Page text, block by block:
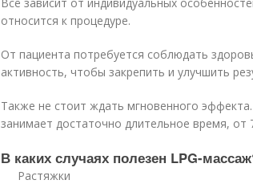
относится к процедуре.
От пациента потребуется соблюдать
активность, чтобы закрепить и улучшить
Также не стоит ждать мгновенного
занимает достаточно длительное время, от
В каких случаях полезен LPG-
Растяжки